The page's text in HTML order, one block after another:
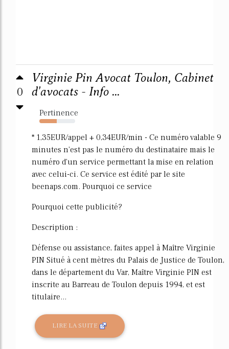
0
Virginie Pin Avocat Toulon, Cabinet
d'avocats - Info ...
Pertinence
48%
* 1,35EUR/appel + 0,34EUR/min - Ce numéro valable 9
minutes n'est pas le numéro du destinataire mais le
numéro d'un service permettant la mise en relation
avec celui-ci. Ce service est édité par le site
beenaps.com. Pourquoi ce service
Pourquoi cette publicité?
Description :
Défense ou assistance, faites appel à Maître Virginie
PIN Situé à cent mètres du Palais de Justice de Toulon,
dans le département du Var, Maître Virginie PIN est
inscrite au Barreau de Toulon depuis 1994, et est
titulaire...
LIRE LA SUITE